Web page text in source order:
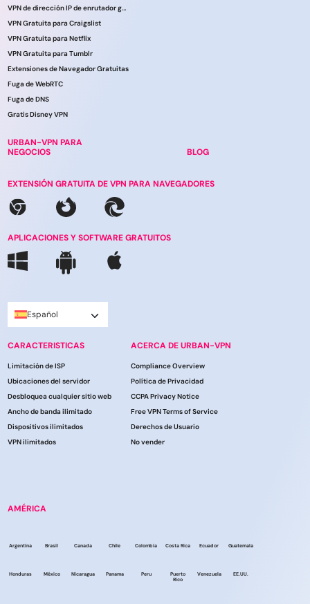
VPN de dirección IP de enrutador gratuita
VPN Gratuita para Craigslist
VPN Gratuita para Netflix
VPN Gratuita para Tumblr
Extensiones de Navegador Gratuitas
Fuga de WebRTC
Fuga de DNS
Gratis Disney VPN
URBAN-VPN PARA
NEGOCIOS
BLOG
EXTENSIÓN GRATUITA DE VPN PARA NAVEGADORES
APLICACIONES Y SOFTWARE GRATUITOS
Español
CARACTERISTICAS
Limitación de ISP
Ubicaciones del servidor
Desbloquea cualquier sitio web
Ancho de banda ilimitado
Dispositivos ilimitados
VPN ilimitados
ACERCA DE URBAN-VPN
Compliance Overview
Política de Privacidad
CCPA Privacy Notice
Free VPN Terms of Service
Derechos de Usuario
No vender
AMÉRICA
Argentina Brasil Canada Chile Colombia Costa Rica Ecuador Guatemala
Honduras México Nicaragua Panama Peru
Puerto
Rico
Venezuela EE.UU.